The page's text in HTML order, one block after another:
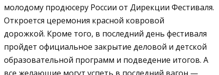
молодому продюсеру России от Дирекции Фестиваля.
Откроется церемония красной ковровой
дорожкой. Кроме того, в последний день фестиваля
пройдет официальное закрытие деловой и детской
образовательной программ и подведение итогов. А